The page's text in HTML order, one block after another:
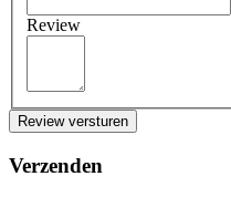
Review
Review versturen
Verzenden